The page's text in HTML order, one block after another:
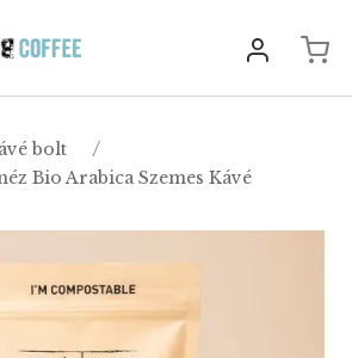
bolt
Bio Arabica Szemes Kávé